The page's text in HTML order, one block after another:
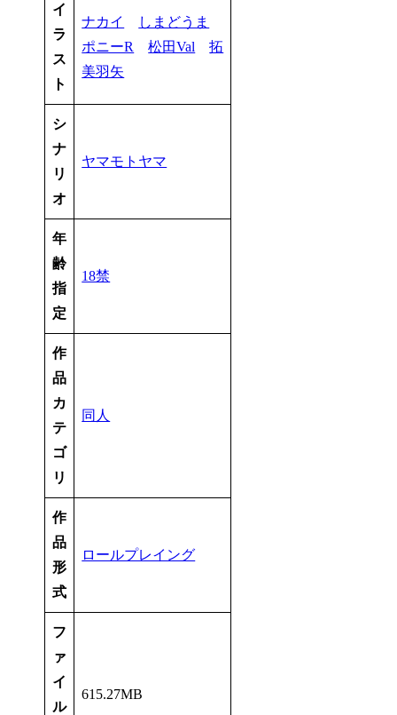
イ
ラ
ス
ト
ナカイ
しまどうま
ポニーR
松田Val
拓
美羽矢
シ
ナ
リ
オ
ヤマモトヤマ
年
齢
指
定
18禁
作
品
カ
テ
ゴ
リ
同人
作
品
形
式
ロールプレイング
フ
ァ
イ
ル
615.27MB